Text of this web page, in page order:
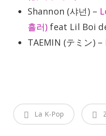
Shannon (샤넌) –
흘러) feat Lil Boi
TAEMIN (テミン) –
La K-Pop